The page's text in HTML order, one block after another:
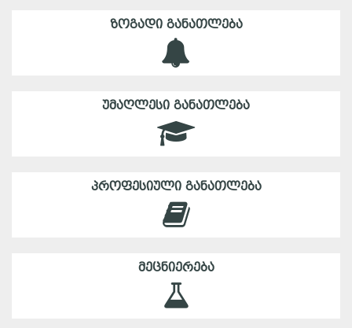
ᲖᲝᲒᲐᲓᲘ ᲒᲐᲜᲐᲗᲚᲔᲑᲐ
ᲣᲛᲐᲦᲚᲔᲡᲘ ᲒᲐᲜᲐᲗᲚᲔᲑᲐ
ᲞᲠᲝᲤᲔᲡᲘᲣᲚᲘ ᲒᲐᲜᲐᲗᲚᲔᲑᲐ
ᲛᲔᲪᲜᲘᲔᲠᲔᲑᲐ